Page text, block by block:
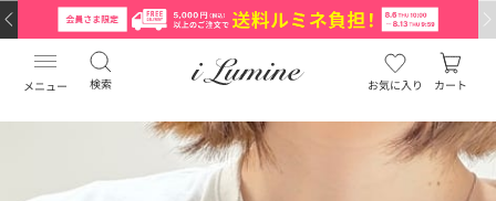
メニュー 検索 お気に入り カート